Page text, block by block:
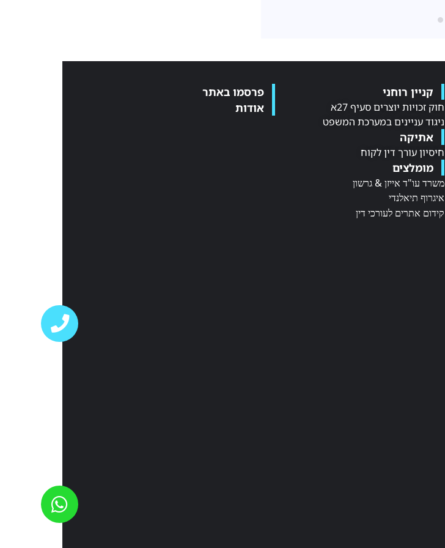
קניין רוחני
חוק זכויות יוצרים סעיף 27א
ניגוד עניינים במערכת המשפט
אתיקה
חיסיון עורך דין לקוח
מומלצים
משרד עו"ד אייזן & גרשון
איגרוף תיאלנדי
קידום אתרים לעורכי דין
פרסמו באתר
אודות